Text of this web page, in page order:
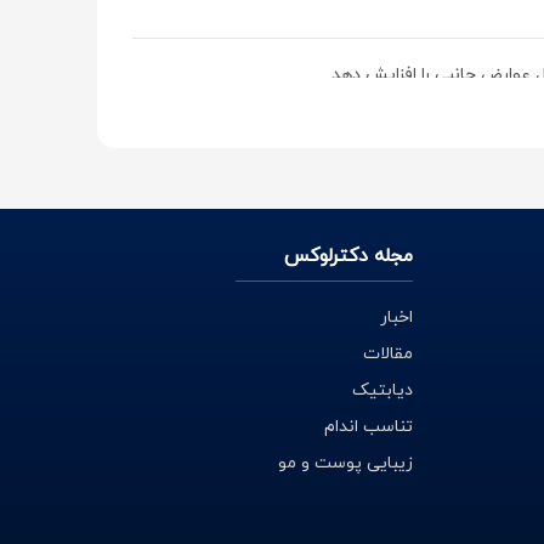
عوارض جانبی را افزایش دهد.
جذب غدد عرق دارند.
کف دست است.
عرق را تجزیه می کنند و این باعث ایجاد بوی بدن
مجله دکترلوکس
اخبار
مقالات
دیابتیک
تناسب اندام
زیبایی پوست و مو